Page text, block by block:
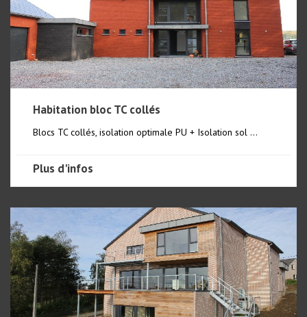
Habitation bloc TC collés
Blocs TC collés, isolation optimale PU + Isolation sol ...
Plus d'infos